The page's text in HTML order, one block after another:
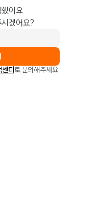
어요.
겠어요?
센터로 문의해주세요.